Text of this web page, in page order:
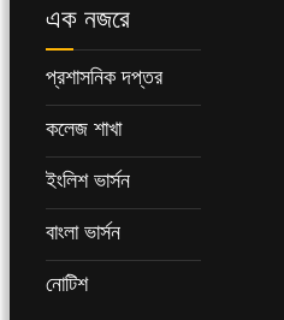
এক নজরে
প্রশাসনিক দপ্তর
কলেজ শাখা
ইংলিশ ভার্সন
বাংলা ভার্সন
নোটিশ